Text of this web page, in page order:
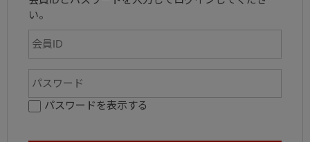
い。
パスワードを表示する